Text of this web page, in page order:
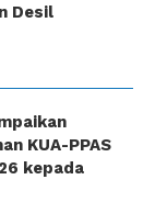
Desil
KUA-PPAS
kepada